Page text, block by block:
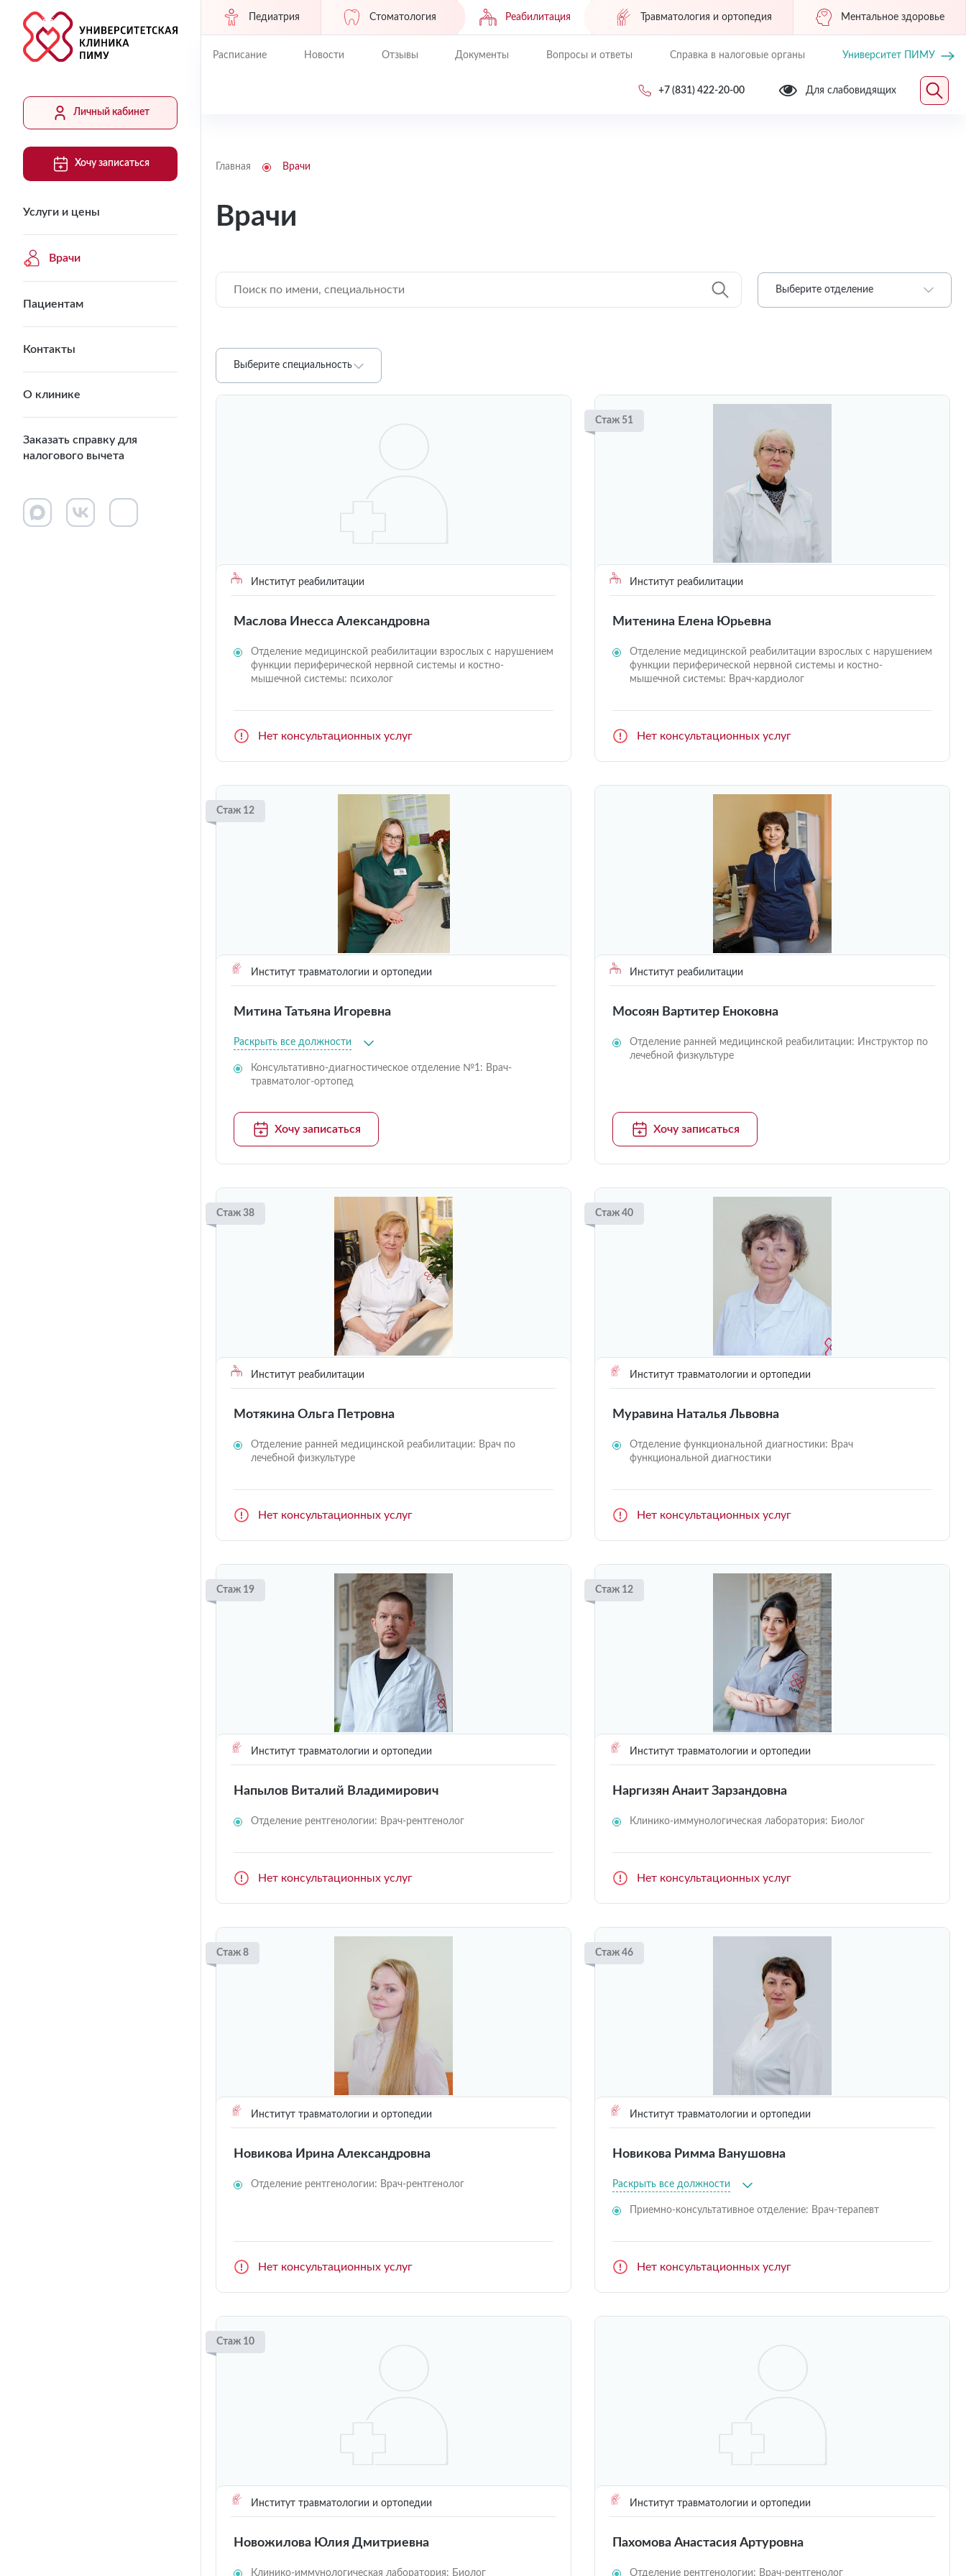
Личный кабинет
Хочу записаться
Услуги и цены
Врачи
Пациентам
Контакты
О клинике
Заказать справку для
налогового вычета
Педиатрия Стоматология Реабилитация Травматология и ортопедия Ментальное здоровье
Расписание Новости Отзывы Документы Вопросы и ответы Справка в налоговые органы Университет ПИМУ
+7 (831) 422-20-00 Для слабовидящих
Главная Врачи
Врачи
Выберите отделение
Выберите специальность
Институт реабилитации
Маслова Инесса Александровна
Отделение медицинской реабилитации взрослых с нарушением
функции периферической нервной системы и костно-
мышечной системы: психолог
Нет консультационных услуг
Стаж 51
Институт реабилитации
Митенина Елена Юрьевна
Отделение медицинской реабилитации взрослых с нарушением
функции периферической нервной системы и костно-
мышечной системы: Врач-кардиолог
Нет консультационных услуг
Стаж 12
Институт травматологии и ортопедии
Митина Татьяна Игоревна
Раскрыть все должности
Консультативно-диагностическое отделение №1: Врач-
травматолог-ортопед
Хочу записаться
Институт реабилитации
Мосоян Вартитер Еноковна
Отделение ранней медицинской реабилитации: Инструктор по
лечебной физкультуре
Хочу записаться
Стаж 38
Институт реабилитации
Мотякина Ольга Петровна
Отделение ранней медицинской реабилитации: Врач по
лечебной физкультуре
Нет консультационных услуг
Стаж 40
Институт травматологии и ортопедии
Муравина Наталья Львовна
Отделение функциональной диагностики: Врач
функциональной диагностики
Нет консультационных услуг
Стаж 19
Институт травматологии и ортопедии
Напылов Виталий Владимирович
Отделение рентгенологии: Врач-рентгенолог
Нет консультационных услуг
Стаж 12
Институт травматологии и ортопедии
Наргизян Анаит Зарзандовна
Клинико-иммунологическая лаборатория: Биолог
Нет консультационных услуг
Стаж 8
Институт травматологии и ортопедии
Новикова Ирина Александровна
Отделение рентгенологии: Врач-рентгенолог
Нет консультационных услуг
Стаж 46
Институт травматологии и ортопедии
Новикова Римма Ванушовна
Раскрыть все должности
Приемно-консультативное отделение: Врач-терапевт
Нет консультационных услуг
Стаж 10
Институт травматологии и ортопедии
Новожилова Юлия Дмитриевна
Клинико-иммунологическая лаборатория: Биолог
Институт травматологии и ортопедии
Пахомова Анастасия Артуровна
Отделение рентгенологии: Врач-рентгенолог